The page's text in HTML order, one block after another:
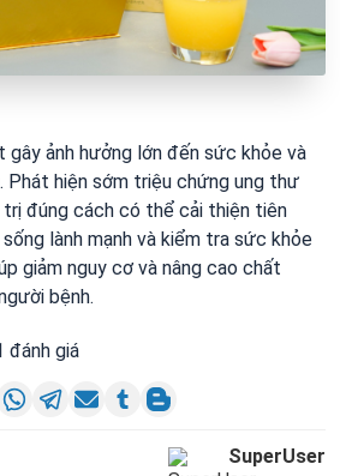
ảnh hưởng lớn đến sức khỏe và
hiện sớm triệu chứng ung thư
đúng cách có thể cải thiện tiên
lành mạnh và kiểm tra sức khỏe
giảm nguy cơ và nâng cao chất
bệnh.
đánh giá
SuperUser